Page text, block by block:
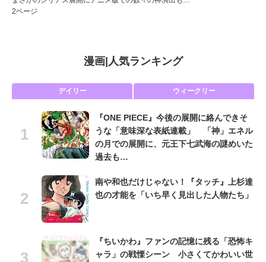
2ページ
漫画| 人気ランキング
デイリー ウィークリー
『ONE PIECE』今後の展開に絡んできそ
うな「意味深な表紙連載」 「神」エネル
の月での展開に、元王下七武海の謎めいた
過去も…
南や和也だけじゃない！『タッチ』上杉達
也の才能を「いち早く見出した人物たち」
『ちいかわ』ファンの記憶に残る「恐怖キ
ャラ」の戦慄シーン 小さくてかわいい世